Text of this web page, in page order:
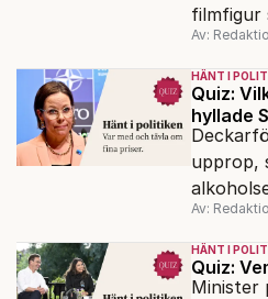
filmfigur
veckans
Av:
HÄNT I
Quiz:
hyllade
upprop,
Har du
Av:
HÄNT I
Quiz:
Minister